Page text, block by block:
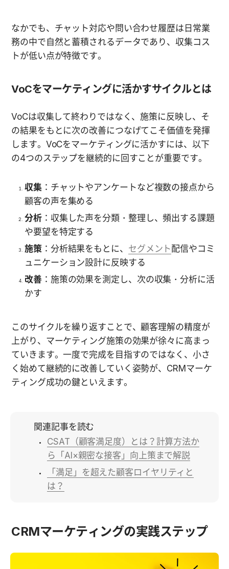
なかでも、チャット対応や問い合わせ履歴は日常業
務の中で自然と蓄積されるデータであり、収集コス
トが低い点が特徴です。
VoCをマーケティングに活かすサイクルとは
VoCは収集して終わりではなく、施策に反映し、そ
の結果をもとに次の改善につなげてこそ価値を発揮
します。VoCをマーケティングに活かすには、以下
の4つのステップを継続的に回すことが重要です。
収集：チャットやアンケートなど複数の接点から
顧客の声を集める
分析：収集した声を分類・整理し、頻出する課題
や要望を特定する
施策：分析結果をもとに、 セグメント配信やコミ
ュニケーション設計に反映する
改善：施策の効果を測定し、次の収集・分析に活
かす
このサイクルを繰り返すことで、顧客理解の精度が
上がり、マーケティング施策の効果が徐々に高まっ
ていきます。一度で完成を目指すのではなく、小さ
く始めて継続的に改善していく姿勢が、CRMマーケ
ティング成功の鍵といえます。
関連記事を読む
CSAT（顧客満足度）とは？計算方法か
ら「AI×親密な接客」向上策まで解説
「満足」を超えた顧客ロイヤリティと
は？
CRMマーケティングの実践ステップ